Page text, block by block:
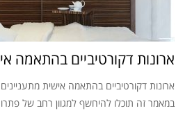
ארונות דקורטיביים בהתאמה
ארונות דקורטיביים בהתאמה אישית
במאמר זה תוכלו להיחשף למגוון רחב של